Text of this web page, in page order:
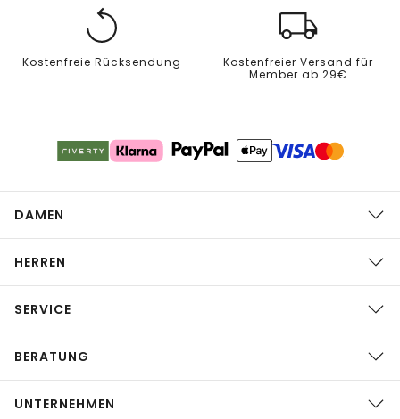
Kostenfreie Rücksendung
Kostenfreier Versand für
Member ab 29€
DAMEN
HERREN
SERVICE
BERATUNG
UNTERNEHMEN